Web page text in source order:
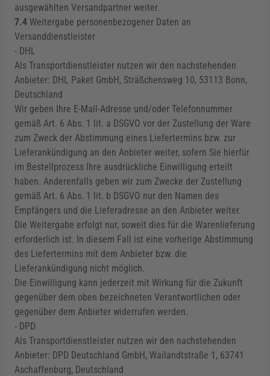
ausgewählten Versandpartner weiter.
7.4 Weitergabe personenbezogener Daten an
Versanddienstleister
- DHL
Als Transportdienstleister nutzen wir den nachstehenden
Anbieter: DHL Paket GmbH, Sträßchensweg 10, 53113 Bonn,
Deutschland
Wir geben Ihre E-Mail-Adresse und/oder Telefonnummer
gemäß Art. 6 Abs. 1 lit. a DSGVO vor der Zustellung der Ware
zum Zweck der Abstimmung eines Liefertermins bzw. zur
Lieferankündigung an den Anbieter weiter, sofern Sie hierfür
im Bestellprozess Ihre ausdrückliche Einwilligung erteilt
haben. Anderenfalls geben wir zum Zwecke der Zustellung
gemäß Art. 6 Abs. 1 lit. b DSGVO nur den Namen des
Empfängers und die Lieferadresse an den Anbieter weiter.
Die Weitergabe erfolgt nur, soweit dies für die Warenlieferung
erforderlich ist. In diesem Fall ist eine vorherige Abstimmung
des Liefertermins mit dem Anbieter bzw. die
Lieferankündigung nicht möglich.
Die Einwilligung kann jederzeit mit Wirkung für die Zukunft
gegenüber dem oben bezeichneten Verantwortlichen oder
gegenüber dem Anbieter widerrufen werden.
- DPD
Als Transportdienstleister nutzen wir den nachstehenden
Anbieter: DPD Deutschland GmbH, Wailandtstraße 1, 63741
Aschaffenburg, Deutschland